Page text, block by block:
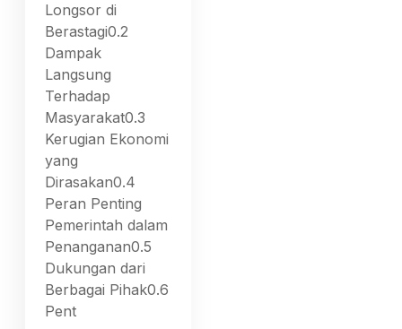
Longsor di
Berastagi0.2
Dampak
Langsung
Terhadap
Masyarakat0.3
Kerugian Ekonomi
yang
Dirasakan0.4
Peran Penting
Pemerintah dalam
Penanganan0.5
Dukungan dari
Berbagai Pihak0.6
Pent